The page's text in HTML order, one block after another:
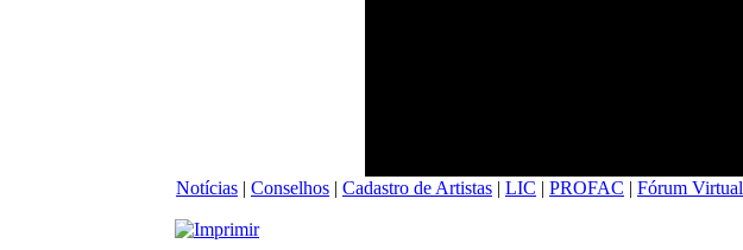
Notícias | Conselhos | Cadastro de Artistas | LIC | PROFAC | Fórum Virtual